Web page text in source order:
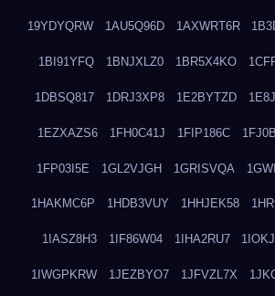
19YDYQRW 1AU5Q96D 1AXWRT6R
1BI91YFQ 1BNJXLZ0 1BR5X4KO
1DBSQ817 1DRJ3XP8 1E2BYTZD
1EZXAZS6 1FH0C41J 1FIP186C
1FP03I5E 1GL2VJGH 1GRISVQA
1HAKMC6P 1HDB3VUY 1HHJEK58
1IASZ8H3 1IF86W04 1IHA2RU7
1IWGPKRW 1JEZBYO7 1JFVZL7X